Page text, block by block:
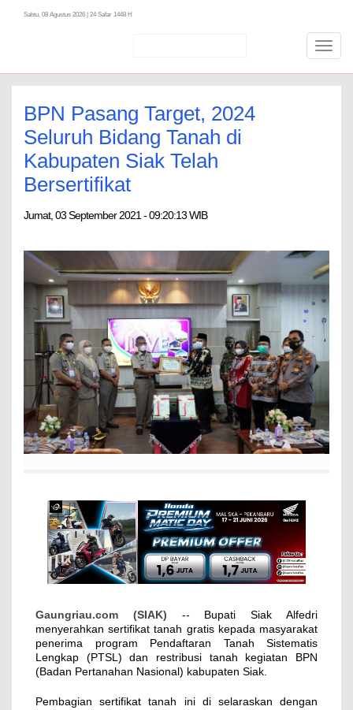
Sabtu, 08 Agustus 2026 | 24 Safar 1448 H
BPN Pasang Target, 2024
Seluruh Bidang Tanah di
Kabupaten Siak Telah
Bersertifikat
Jumat, 03 September 2021 - 09:20:13 WIB
Gaungriau.com (SIAK) -- Bupati Siak Alfedri
menyerahkan sertifikat tanah gratis kepada masyarakat
penerima program Pendaftaran Tanah Sistematis
Lengkap (PTSL) dan restribusi tanah kegiatan BPN
(Badan Pertanahan Nasional) kabupaten Siak.
Pembagian sertifikat tanah ini di selaraskan dengan